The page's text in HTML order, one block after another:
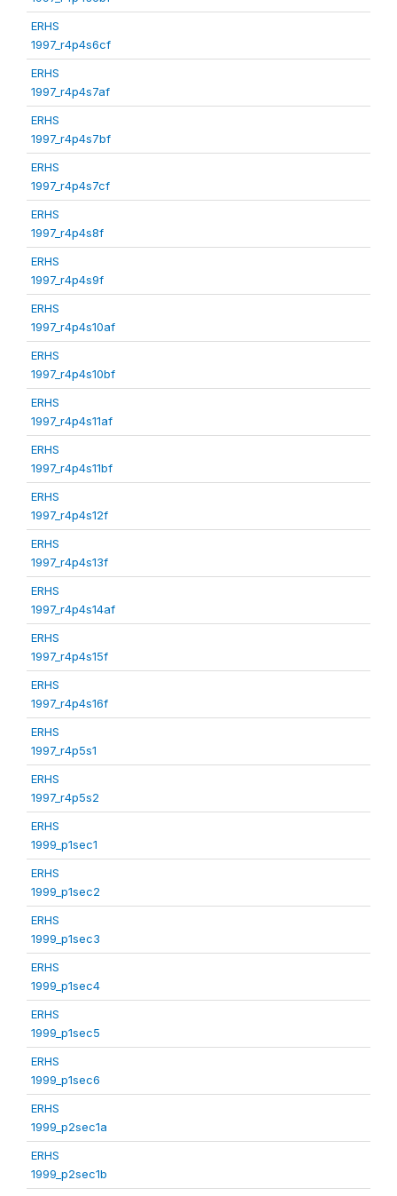
ERHS
1997_r4p4s6cf
ERHS
1997_r4p4s7af
ERHS
1997_r4p4s7bf
ERHS
1997_r4p4s7cf
ERHS
1997_r4p4s8f
ERHS
1997_r4p4s9f
ERHS
1997_r4p4s10af
ERHS
1997_r4p4s10bf
ERHS
1997_r4p4s11af
ERHS
1997_r4p4s11bf
ERHS
1997_r4p4s12f
ERHS
1997_r4p4s13f
ERHS
1997_r4p4s14af
ERHS
1997_r4p4s15f
ERHS
1997_r4p4s16f
ERHS
1997_r4p5s1
ERHS
1997_r4p5s2
ERHS
1999_p1sec1
ERHS
1999_p1sec2
ERHS
1999_p1sec3
ERHS
1999_p1sec4
ERHS
1999_p1sec5
ERHS
1999_p1sec6
ERHS
1999_p2sec1a
ERHS
1999_p2sec1b